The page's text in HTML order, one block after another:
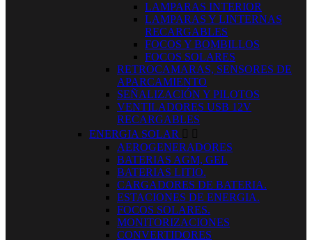
LAMPARAS INTERIOR
LAMPARAS Y LINTERNAS
RECARGABLES
FOCOS Y BOMBILLOS
FOCOS SOLARES
RETROCAMARAS, SENSORES DE
APARCAMIENTO
SEÑALIZACIÓN Y PILOTOS
VENTILADORES USB 12V
RECARGABLES
ENERGIA SOLAR  
AEROGENERADORES
BATERIAS AGM, GEL
BATERIAS LITIO.
CARGADORES DE BATERIA.
ESTACIONES DE ENERGIA.
FOCOS SOLARES.
MONITORIZACIONES
CONVERTIDORES